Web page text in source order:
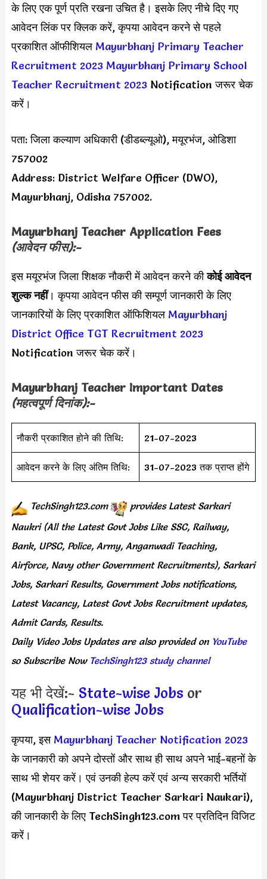
के लिए एक पूर्ण प्रति रखना उचित है। इसके लिए नीचे दिए गए
आवेदन लिंक पर क्लिक करें, कृपया आवेदन करने से पहले
प्रकाशित ऑफीशियल Mayurbhanj Primary Teacher
Recruitment 2023 Mayurbhanj Primary School
Teacher Recruitment 2023 Notification जरूर चेक
करें।
पता: जिला कल्याण अधिकारी (डीडब्ल्यूओ), मयूरभंज, ओडिशा
757002
Address: District Welfare Officer (DWO),
Mayurbhanj, Odisha 757002.
Mayurbhanj Teacher Application Fees
(आवेदन फीस):-
इस मयूरभंज जिला शिक्षक नौकरी में आवेदन करने कीकोई आवेदन
शुल्क नहीं। कृपया आवेदन फीस की सम्पूर्ण जानकारी के लिए
जानकारियों के लिए प्रकाशित ऑफिशियल Mayurbhanj
District Office TGT Recruitment 2023
Notification जरूर चेक करें।
Mayurbhanj Teacher Important Dates
(महत्वपूर्ण दिनांक):-
नौकरी प्रकाशित होने की तिथि: 21-07-2023
आवेदन करने के लिए अंतिम तिथि: 31-07-2023 तक प्राप्त होंगे
TechSingh123.com provides Latest Sarkari
Naukri (All the Latest Govt Jobs Like SSC, Railway,
Bank, UPSC, Police, Army, Anganwadi Teaching,
Airforce, Navy other Government Recruitments), Sarkari
Jobs, Sarkari Results, Government Jobs notifications,
Latest Vacancy, Latest Govt Jobs Recruitment updates,
Admit Cards, Results.
Daily Video Jobs Updates are also provided onYouTube
so Subscribe Now TechSingh123 study channel
यह भी देखें:- State-wise Jobs or
Qualification-wise Jobs
कृपया, इस Mayurbhanj Teacher Notification 2023
के जानकारी को अपने दोस्तों और साथ ही साथ अपने भाई-बहनों के
साथ भी शेयर करें। एवं उनकी हेल्प करें एवं अन्य सरकारी भर्तियों
(Mayurbhanj District Teacher Sarkari Naukari),
की जानकारी के लिए TechSingh123.com पर प्रतिदिन विजिट
करें।